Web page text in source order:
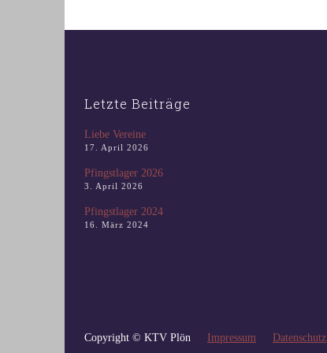
Letzte Beiträge
Liebe Vereine
17. April 2026
Pfingstlager 2026
3. April 2026
Pfingstlager 2024
16. März 2024
Copyright © KTV Plön Impressum Datenschutz